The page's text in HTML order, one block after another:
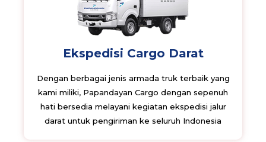
Ekspedisi Cargo Darat
Dengan berbagai jenis armada truk terbaik yang
kami miliki, Papandayan Cargo dengan sepenuh
hati bersedia melayani kegiatan ekspedisi jalur
darat untuk pengiriman ke seluruh Indonesia